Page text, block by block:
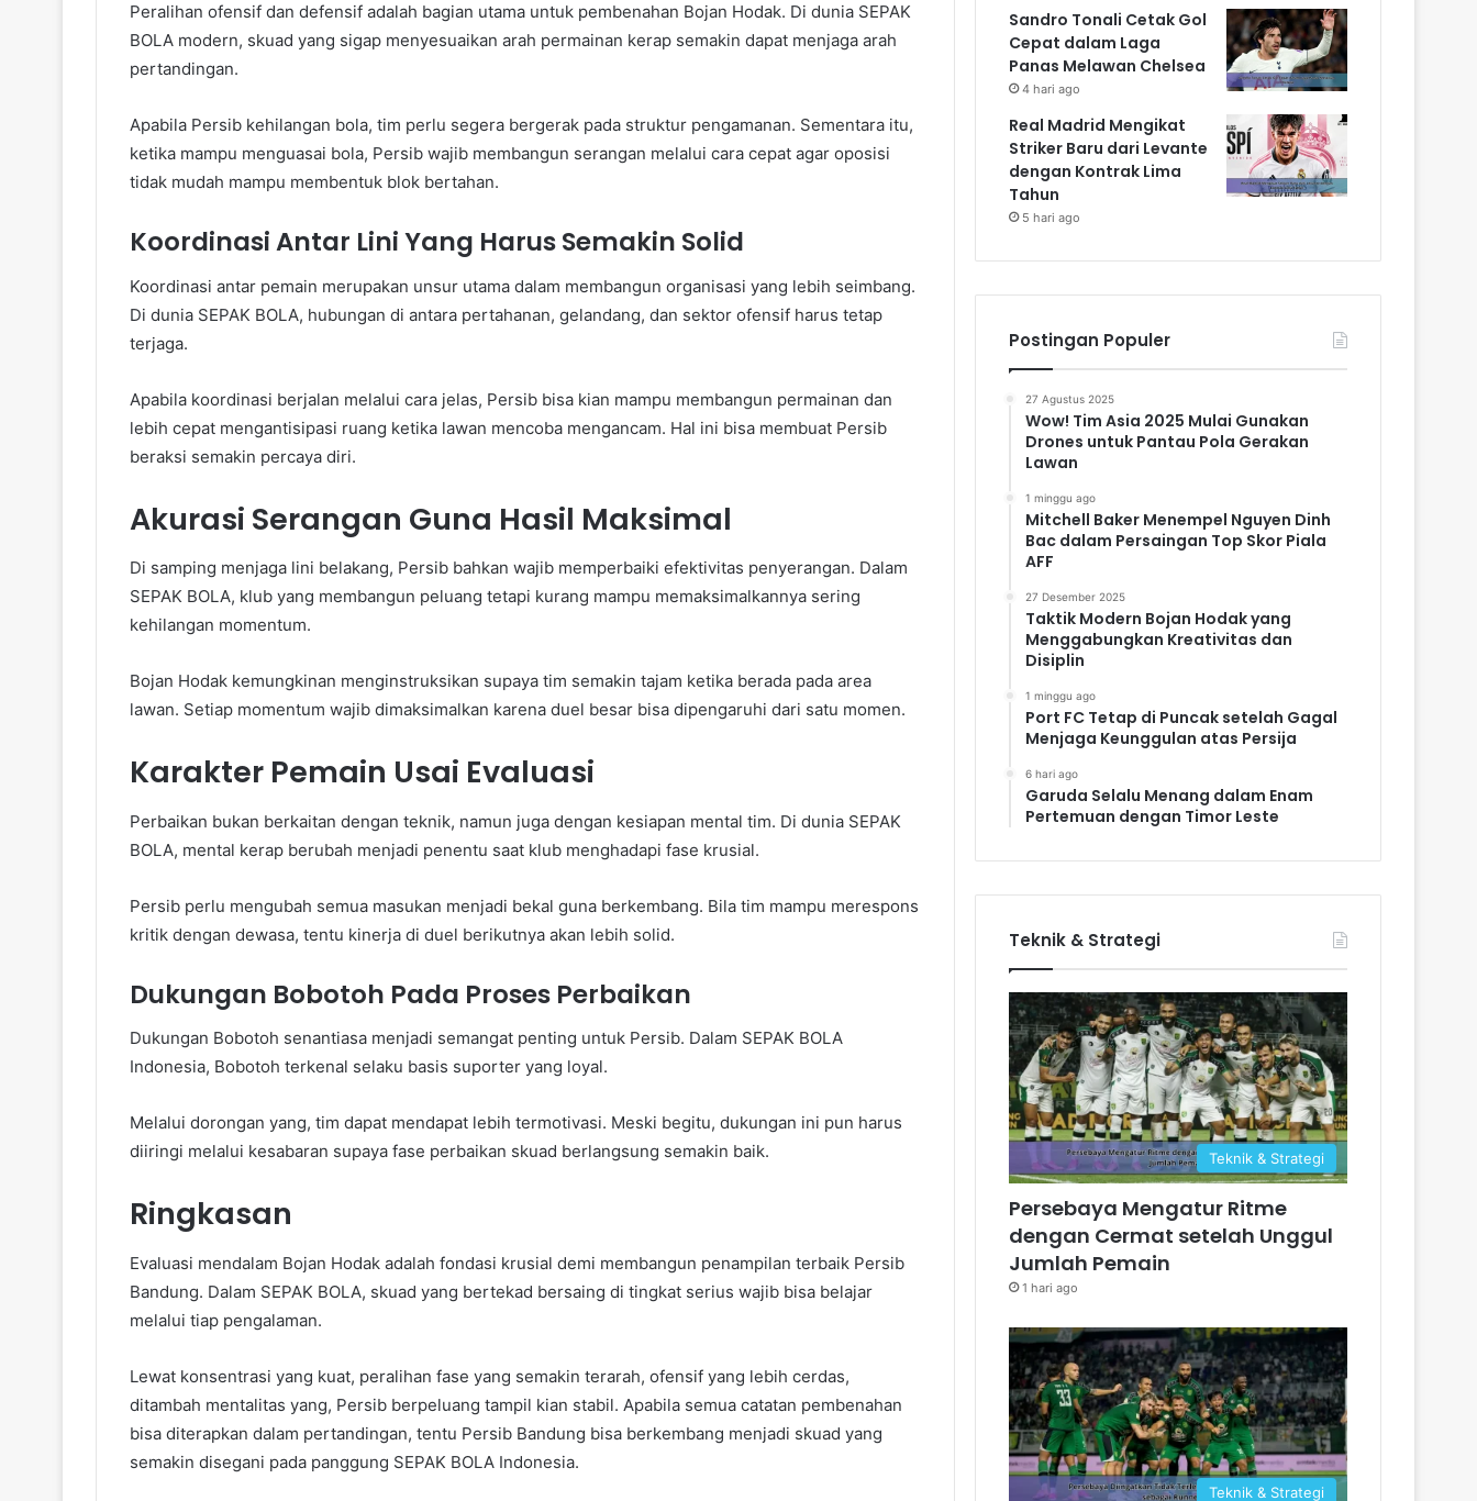
Peralihan ofensif dan defensif adalah bagian utama untuk pembenahan Bojan Hodak. Di dunia SEPAK
BOLA modern, skuad yang sigap menyesuaikan arah permainan kerap semakin dapat menjaga arah
pertandingan.
Apabila Persib kehilangan bola, tim perlu segera bergerak pada struktur pengamanan. Sementara itu,
ketika mampu menguasai bola, Persib wajib membangun serangan melalui cara cepat agar oposisi
tidak mudah mampu membentuk blok bertahan.
Koordinasi Antar Lini Yang Harus Semakin Solid
Koordinasi antar pemain merupakan unsur utama dalam membangun organisasi yang lebih seimbang.
Di dunia SEPAK BOLA, hubungan di antara pertahanan, gelandang, dan sektor ofensif harus tetap
terjaga.
Apabila koordinasi berjalan melalui cara jelas, Persib bisa kian mampu membangun permainan dan
lebih cepat mengantisipasi ruang ketika lawan mencoba mengancam. Hal ini bisa membuat Persib
beraksi semakin percaya diri.
Akurasi Serangan Guna Hasil Maksimal
Di samping menjaga lini belakang, Persib bahkan wajib memperbaiki efektivitas penyerangan. Dalam
SEPAK BOLA, klub yang membangun peluang tetapi kurang mampu memaksimalkannya sering
kehilangan momentum.
Bojan Hodak kemungkinan menginstruksikan supaya tim semakin tajam ketika berada pada area
lawan. Setiap momentum wajib dimaksimalkan karena duel besar bisa dipengaruhi dari satu momen.
Karakter Pemain Usai Evaluasi
Perbaikan bukan berkaitan dengan teknik, namun juga dengan kesiapan mental tim. Di dunia SEPAK
BOLA, mental kerap berubah menjadi penentu saat klub menghadapi fase krusial.
Persib perlu mengubah semua masukan menjadi bekal guna berkembang. Bila tim mampu merespons
kritik dengan dewasa, tentu kinerja di duel berikutnya akan lebih solid.
Dukungan Bobotoh Pada Proses Perbaikan
Dukungan Bobotoh senantiasa menjadi semangat penting untuk Persib. Dalam SEPAK BOLA
Indonesia, Bobotoh terkenal selaku basis suporter yang loyal.
Melalui dorongan yang, tim dapat mendapat lebih termotivasi. Meski begitu, dukungan ini pun harus
diiringi melalui kesabaran supaya fase perbaikan skuad berlangsung semakin baik.
Ringkasan
Evaluasi mendalam Bojan Hodak adalah fondasi krusial demi membangun penampilan terbaik Persib
Bandung. Dalam SEPAK BOLA, skuad yang bertekad bersaing di tingkat serius wajib bisa belajar
melalui tiap pengalaman.
Lewat konsentrasi yang kuat, peralihan fase yang semakin terarah, ofensif yang lebih cerdas,
ditambah mentalitas yang, Persib berpeluang tampil kian stabil. Apabila semua catatan pembenahan
bisa diterapkan dalam pertandingan, tentu Persib Bandung bisa berkembang menjadi skuad yang
semakin disegani pada panggung SEPAK BOLA Indonesia.
Sandro Tonali Cetak Gol
Cepat dalam Laga
Panas Melawan Chelsea
4 hari ago
Real Madrid Mengikat
Striker Baru dari Levante
dengan Kontrak Lima
Tahun
5 hari ago
Postingan Populer
27 Agustus 2025
Wow! Tim Asia 2025 Mulai Gunakan
Drones untuk Pantau Pola Gerakan
Lawan
1 minggu ago
Mitchell Baker Menempel Nguyen Dinh
Bac dalam Persaingan Top Skor Piala
AFF
27 Desember 2025
Taktik Modern Bojan Hodak yang
Menggabungkan Kreativitas dan
Disiplin
1 minggu ago
Port FC Tetap di Puncak setelah Gagal
Menjaga Keunggulan atas Persija
6 hari ago
Garuda Selalu Menang dalam Enam
Pertemuan dengan Timor Leste
Teknik & Strategi
Teknik & Strategi
Persebaya Mengatur Ritme
dengan Cermat setelah Unggul
Jumlah Pemain
1 hari ago
Teknik & Strategi